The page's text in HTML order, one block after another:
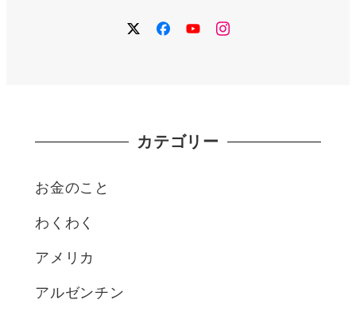
twitterfacebook
YouTubeinstagram
カテゴリー
お金のこと
わくわく
アメリカ
アルゼンチン